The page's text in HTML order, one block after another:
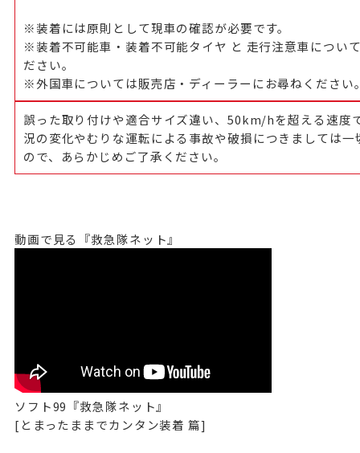
※装着には原則として現車の確認が必要です。
※装着不可能車・装着不可能タイヤ と 走行注意車につい
ださい。
※外国車については販売店・ディーラーにお尋ねください
誤った取り付けや適合サイズ違い、50km/hを超える速度
況の変化やむりな運転による事故や破損につきましては
ので、あらかじめご了承ください。
動画で見る『救急隊ネット』
ソフト99『救急隊ネット』
[とまったままでカンタン装着 篇]